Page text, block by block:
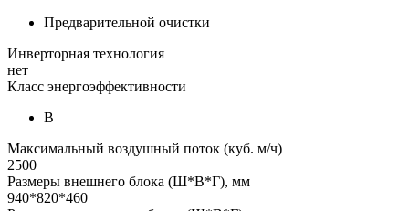
Предварительной очистки
Инверторная технология
нет
Класс энергоэффективности
B
Максимальный воздушный поток (куб. м/ч)
2500
Размеры внешнего блока (Ш*В*Г), мм
940*820*460